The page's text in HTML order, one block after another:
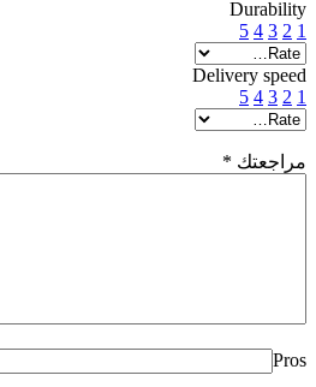
Durability
1
2
3
4
5
Delivery speed
1
2
3
4
5
مراجعتك *
Pros